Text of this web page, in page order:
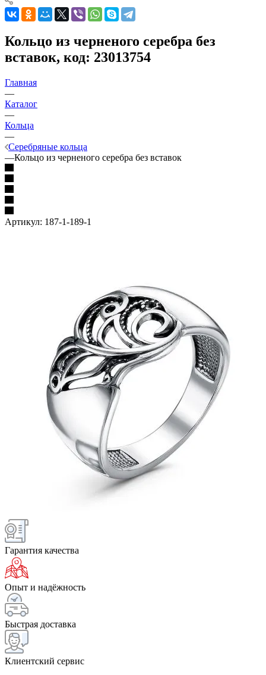
Кольцо из черненого серебра без
вставок, код: 23013754
Главная
—
Каталог
—
Кольца
—
Серебряные кольца
—Кольцо из черненого серебра без вставок
Артикул: 187-1-189-1
Гарантия качества
Опыт и надёжность
Быстрая доставка
Клиентский сервис